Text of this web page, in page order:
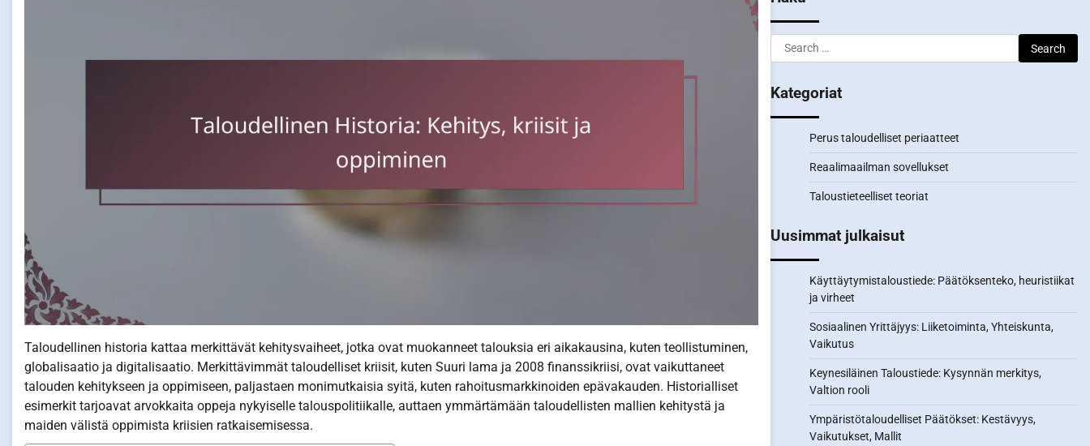
Taloudellinen historia kattaa merkittävät kehitysvaiheet, jotka ovat muokanneet talouksia eri aikakausina, kuten teollistuminen,
globalisaatio ja digitalisaatio. Merkittävimmät taloudelliset kriisit, kuten Suuri lama ja 2008 finanssikriisi, ovat vaikuttaneet
talouden kehitykseen ja oppimiseen, paljastaen monimutkaisia syitä, kuten rahoitusmarkkinoiden epävakauden. Historialliset
esimerkit tarjoavat arvokkaita oppeja nykyiselle talouspolitiikalle, auttaen ymmärtämään taloudellisten mallien kehitystä ja
maiden välistä oppimista kriisien ratkaisemisessa.
Search
for:
Kategoriat
Perus taloudelliset periaatteet
Reaalimaailman sovellukset
Taloustieteelliset teoriat
Uusimmat julkaisut
Käyttäytymistaloustiede: Päätöksenteko, heuristiikat
ja virheet
Sosiaalinen Yrittäjyys: Liiketoiminta, Yhteiskunta,
Vaikutus
Keynesiläinen Taloustiede: Kysynnän merkitys,
Valtion rooli
Ympäristötaloudelliset Päätökset: Kestävyys,
Vaikutukset, Mallit